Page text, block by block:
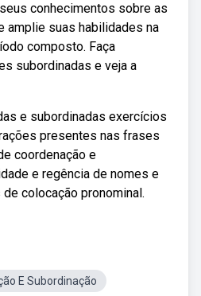
conhecimentos sobre as
amplie suas habilidades na
composto. Faça
subordinadas e veja a
e subordinadas exercícios
presentes nas frases
coordenação e
e regência de nomes e
colocação pronominal.
E Subordinação